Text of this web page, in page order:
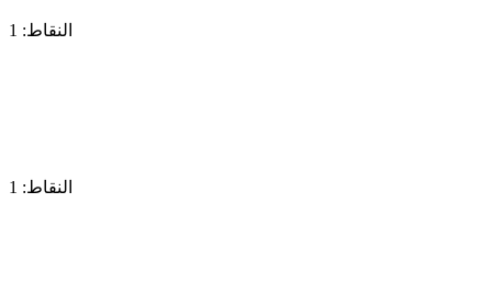
النقاط: 1
النقاط: 1